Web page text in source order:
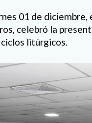
01 de diciembre,
celebró la
litúrgicos.